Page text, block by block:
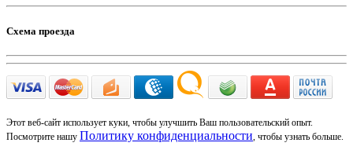
Схема проезда
Этот веб-сайт использует куки, чтобы улучшить Ваш пользовательский опыт.
Посмотрите нашу Политику конфиденциальности, чтобы узнать больше.